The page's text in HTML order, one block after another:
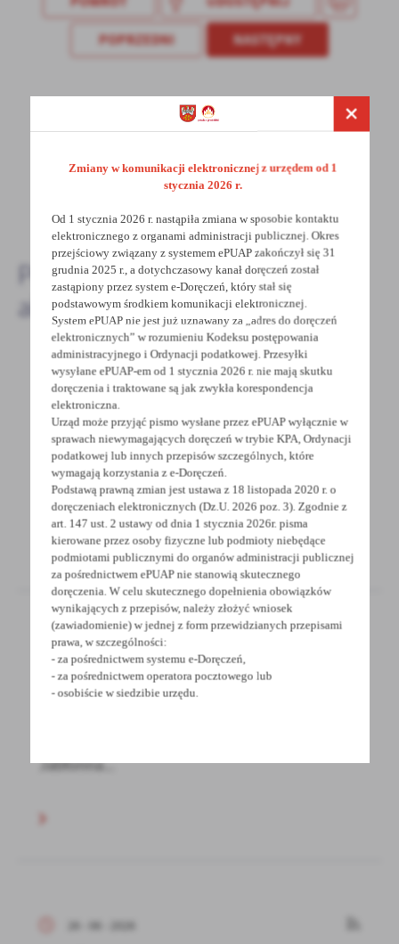
treści w postaci wiadomości, ofert, komunikatów mediów
społecznościowych.POPRZEDNI NASTĘPNY
Spodobała Ci się informacja? Zostaw nam swoją opinię
- to dla Ciebie staramy się być najlepsi, a Twoje zdanie
Pozostałe
aktualności
28 - 06 - 2026
OSTATNIE POŻEGNANIE
Z głębokim smutkiem i żalem przyjęliśmy
wiadomość o śmierci śp. Danuty Gabryelskiej
Wieloletniej...
26 - 06 - 2026
ZAPROSZENIE NA SPOTKANIA INFORMACYJNE
Jabłonna...
26 - 06 - 2026
Zmiany w komunikacji elektronicznej z urzędem od 1
stycznia 2026 r.
Od 1 stycznia 2026 r. nastąpiła zmiana w sposobie kontaktu
elektronicznego z organami administracji publicznej. Okres
przejściowy związany z systemem ePUAP zakończył się 31
grudnia 2025 r., a dotychczasowy kanał doręczeń został
zastąpiony przez system e-Doręczeń, który stał się
podstawowym środkiem komunikacji elektronicznej.
System ePUAP nie jest już uznawany za „adres do doręczeń
elektronicznych” w rozumieniu Kodeksu postępowania
administracyjnego i Ordynacji podatkowej. Przesyłki
wysyłane ePUAP-em od 1 stycznia 2026 r. nie mają skutku
doręczenia i traktowane są jak zwykła korespondencja
elektroniczna.
Urząd może przyjąć pismo wysłane przez ePUAP wyłącznie w
sprawach niewymagających doręczeń w trybie KPA, Ordynacji
podatkowej lub innych przepisów szczególnych, które
wymagają korzystania z e-Doręczeń.
Podstawą prawną zmian jest ustawa z 18 listopada 2020 r. o
doręczeniach elektronicznych (Dz.U. 2026 poz. 3). Zgodnie z
art. 147 ust. 2 ustawy od dnia 1 stycznia 2026r. pisma
kierowane przez osoby fizyczne lub podmioty niebędące
podmiotami publicznymi do organów administracji publicznej
za pośrednictwem ePUAP nie stanowią skutecznego
doręczenia. W celu skutecznego dopełnienia obowiązków
wynikających z przepisów, należy złożyć wniosek
(zawiadomienie) w jednej z form przewidzianych przepisami
prawa, w szczególności:
- za pośrednictwem systemu e-Doręczeń,
- za pośrednictwem operatora pocztowego lub
- osobiście w siedzibie urzędu.